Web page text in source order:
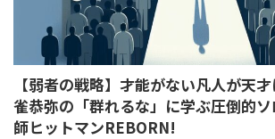
【弱者の戦略】才能がない凡人が天
雀恭弥の「群れるな」に学ぶ圧倒的
師ヒットマンREBORN!